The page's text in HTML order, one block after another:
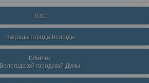
ТОС
Награды города Вологды
Юбилеи
Вологодской городской Думы